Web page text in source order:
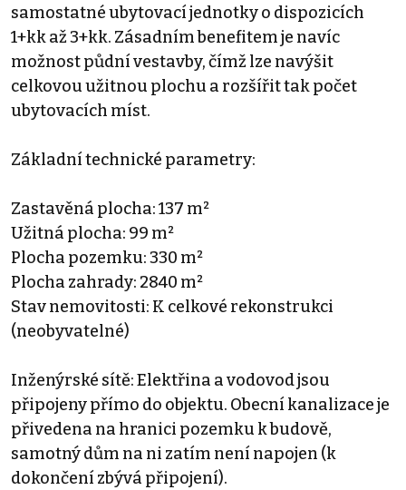
samostatné ubytovací jednotky o dispozicích
1+kk až 3+kk. Zásadním benefitem je navíc
možnost půdní vestavby, čímž lze navýšit
celkovou užitnou plochu a rozšířit tak počet
ubytovacích míst.
Základní technické parametry:
Zastavěná plocha: 137 m²
Užitná plocha: 99 m²
Plocha pozemku: 330 m²
Plocha zahrady: 2840 m²
Stav nemovitosti: K celkové rekonstrukci
(neobyvatelné)
Inženýrské sítě: Elektřina a vodovod jsou
připojeny přímo do objektu. Obecní kanalizace je
přivedena na hranici pozemku k budově,
samotný dům na ni zatím není napojen (k
dokončení zbývá připojení).